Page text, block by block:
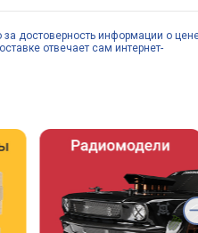
за достоверность информации о
отвечает сам интернет-